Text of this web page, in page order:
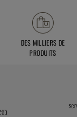
DES MILLIERS DE
PRODUITS